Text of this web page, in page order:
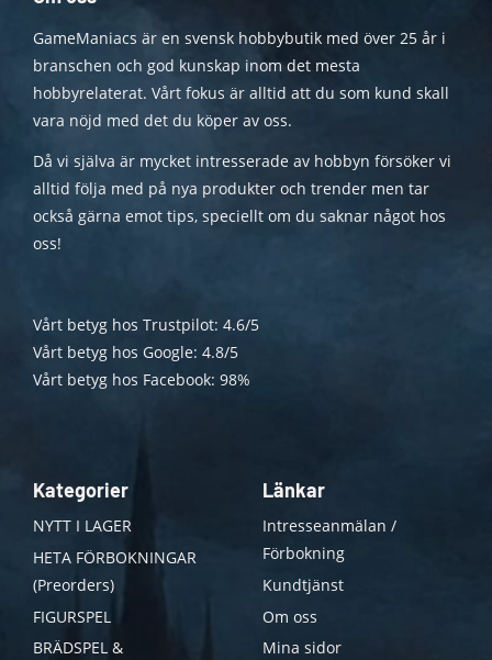
GameManiacs är en svensk hobbybutik med över 25 år i
branschen och god kunskap inom det mesta
hobbyrelaterat. Vårt fokus är alltid att du som kund skall
vara nöjd med det du köper av oss.
Då vi själva är mycket intresserade av hobbyn försöker vi
alltid följa med på nya produkter och trender men tar
också gärna emot tips, speciellt om du saknar något hos
oss!
Vårt betyg hos Trustpilot: 4.6/5
Vårt betyg hos Google: 4.8/5
Vårt betyg hos Facebook: 98%
Kategorier
NYTT I LAGER
HETA FÖRBOKNINGAR
(Preorders)
FIGURSPEL
BRÄDSPEL &
Länkar
Intresseanmälan /
Förbokning
Kundtjänst
Om oss
Mina sidor